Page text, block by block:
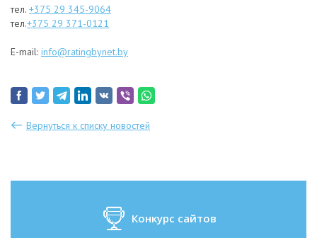
тел. +375 29 345-9064
тел.+375 29 371-0121
E-mail: info@ratingbynet.by
Вернуться к списку новостей
Конкурс сайтов